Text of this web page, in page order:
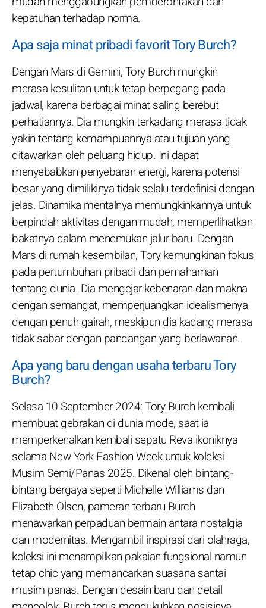
kepatuhan terhadap norma.
Apa saja minat pribadi favorit Tory Burch?
Dengan Mars di Gemini, Tory Burch mungkin
merasa kesulitan untuk tetap berpegang pada
jadwal, karena berbagai minat saling berebut
perhatiannya. Dia mungkin terkadang merasa tidak
yakin tentang kemampuannya atau tujuan yang
ditawarkan oleh peluang hidup. Ini dapat
menyebabkan penyebaran energi, karena potensi
besar yang dimilikinya tidak selalu terdefinisi dengan
jelas. Dinamika mentalnya memungkinkannya untuk
berpindah aktivitas dengan mudah, memperlihatkan
bakatnya dalam menemukan jalur baru. Dengan
Mars di rumah kesembilan, Tory kemungkinan fokus
pada pertumbuhan pribadi dan pemahaman
tentang dunia. Dia mengejar kebenaran dan makna
dengan semangat, memperjuangkan idealismenya
dengan penuh gairah, meskipun dia kadang merasa
tidak sabar dengan pandangan yang berlawanan.
Apa yang baru dengan usaha terbaru Tory
Burch?
Selasa 10 September 2024:Tory Burch kembali
membuat gebrakan di dunia mode, saat ia
memperkenalkan kembali sepatu Reva ikoniknya
selama New York Fashion Week untuk koleksi
Musim Semi/Panas 2025. Dikenal oleh bintang-
bintang bergaya seperti Michelle Williams dan
Elizabeth Olsen, pameran terbaru Burch
menawarkan perpaduan bermain antara nostalgia
dan modernitas. Mengambil inspirasi dari olahraga,
koleksi ini menampilkan pakaian fungsional namun
tetap chic yang memancarkan suasana santai
musim panas. Dengan desain baru dan detail